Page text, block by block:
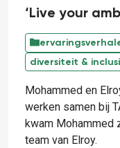
‘Live your
diversiteit &
Mohammed en
werken samen bij
kwam Mohammed
team van Elroy.